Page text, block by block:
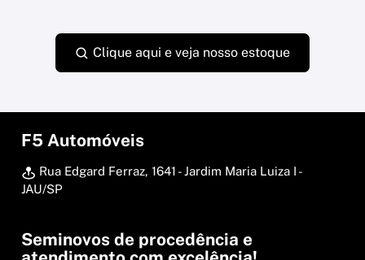
Clique aqui e veja nosso estoque
F5 Automóveis
Rua Edgard Ferraz, 1641 - Jardim Maria Luiza I -
JAU/SP
Seminovos de procedência e